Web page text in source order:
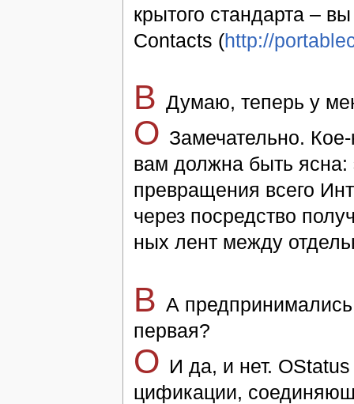
кры­то­го стан­дар­та –
Contacts (http://
В Ду­маю, те­перь у
O Замечатель­но.
вам должна быть яс­на:
превращения всего
через посредство
ных лен­т между
В А
первая?
O И да, и нет.
ци­фи­ка­ции,